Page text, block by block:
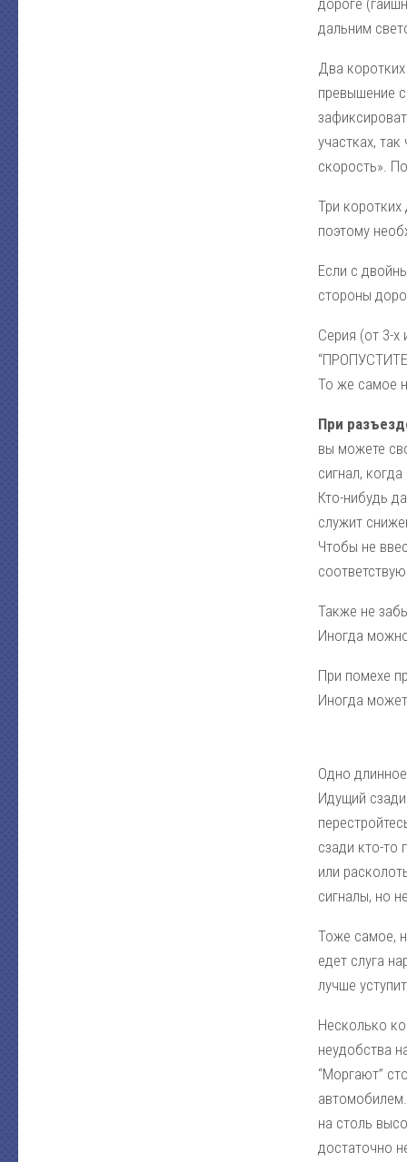
дороге
дальним
Два
превышение
участках,
скорость».
Три
поэтому
Если с
стороны
Серия (от 3-х
То же самое
При
вы можете
сигнал,
Кто-нибудь
служит
Чтобы не
Также не
Иногда
При помехе
Иногда
Одно
Идущий
сзади кто-то
или
сигналы, но
Тоже самое,
едет слуга
лучше
Несколько
неудобства
“Моргают”
на столь
достаточно